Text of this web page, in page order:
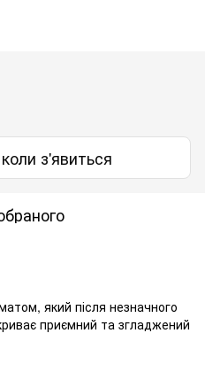
з'явиться
який після незначного
приємний та згладжений